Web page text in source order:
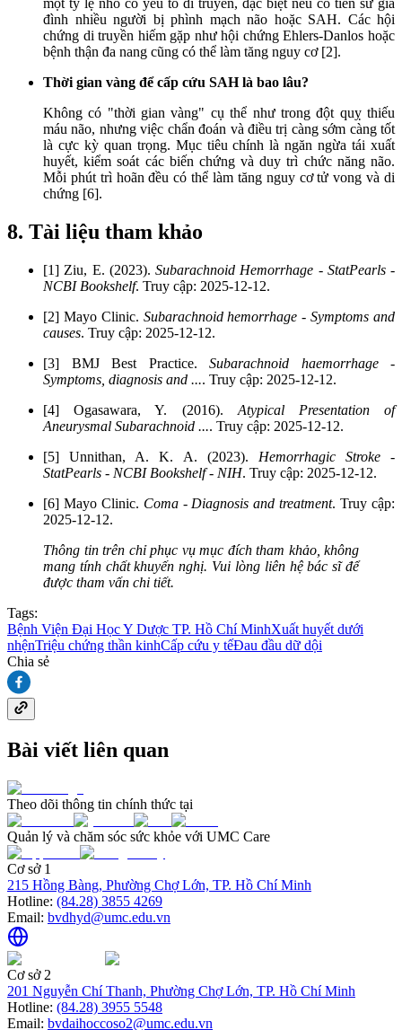
một tỷ lệ nhỏ có yếu tố di truyền, đặc biệt nếu có tiền sử gia
đình nhiều người bị phình mạch não hoặc SAH. Các hội
chứng di truyền hiếm gặp như hội chứng Ehlers-Danlos hoặc
bệnh thận đa nang cũng có thể làm tăng nguy cơ [2].
Thời gian vàng để cấp cứu SAH là bao lâu?
Không có "thời gian vàng" cụ thể như trong đột quỵ thiếu
máu não, nhưng việc chẩn đoán và điều trị càng sớm càng tốt
là cực kỳ quan trọng. Mục tiêu chính là ngăn ngừa tái xuất
huyết, kiểm soát các biến chứng và duy trì chức năng não.
Mỗi phút trì hoãn đều có thể làm tăng nguy cơ tử vong và di
chứng [6].
8. Tài liệu tham khảo
[1] Ziu, E. (2023). Subarachnoid Hemorrhage - StatPearls -
NCBI Bookshelf. Truy cập: 2025-12-12.
[2] Mayo Clinic. Subarachnoid hemorrhage - Symptoms and
causes. Truy cập: 2025-12-12.
[3] BMJ Best Practice. Subarachnoid haemorrhage -
Symptoms, diagnosis and .... Truy cập: 2025-12-12.
[4] Ogasawara, Y. (2016). Atypical Presentation of
Aneurysmal Subarachnoid .... Truy cập: 2025-12-12.
[5] Unnithan, A. K. A. (2023). Hemorrhagic Stroke -
StatPearls - NCBI Bookshelf - NIH. Truy cập: 2025-12-12.
[6] Mayo Clinic. Coma - Diagnosis and treatment. Truy cập:
2025-12-12.
Thông tin trên chỉ phục vụ mục đích tham khảo, không
mang tính chất khuyến nghị. Vui lòng liên hệ bác sĩ để
được tham vấn chi tiết.
Tags:
Bệnh Viện Đại Học Y Dược TP. Hồ Chí MinhXuất huyết dưới
nhệnTriệu chứng thần kinhCấp cứu y tếĐau đầu dữ dội
Chia sẻ
Bài viết liên quan
Theo dõi thông tin chính thức tại
Quản lý và chăm sóc sức khỏe với UMC Care
Cơ sở 1
215 Hồng Bàng, Phường Chợ Lớn, TP. Hồ Chí Minh
Hotline: (84.28) 3855 4269
Email: bvdhyd@umc.edu.vn
Cơ sở 2
201 Nguyễn Chí Thanh, Phường Chợ Lớn, TP. Hồ Chí Minh
Hotline: (84.28) 3955 5548
Email: bvdaihoccoso2@umc.edu.vn